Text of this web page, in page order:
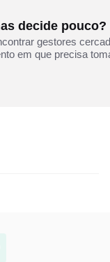
decide
gestores
em que precisa